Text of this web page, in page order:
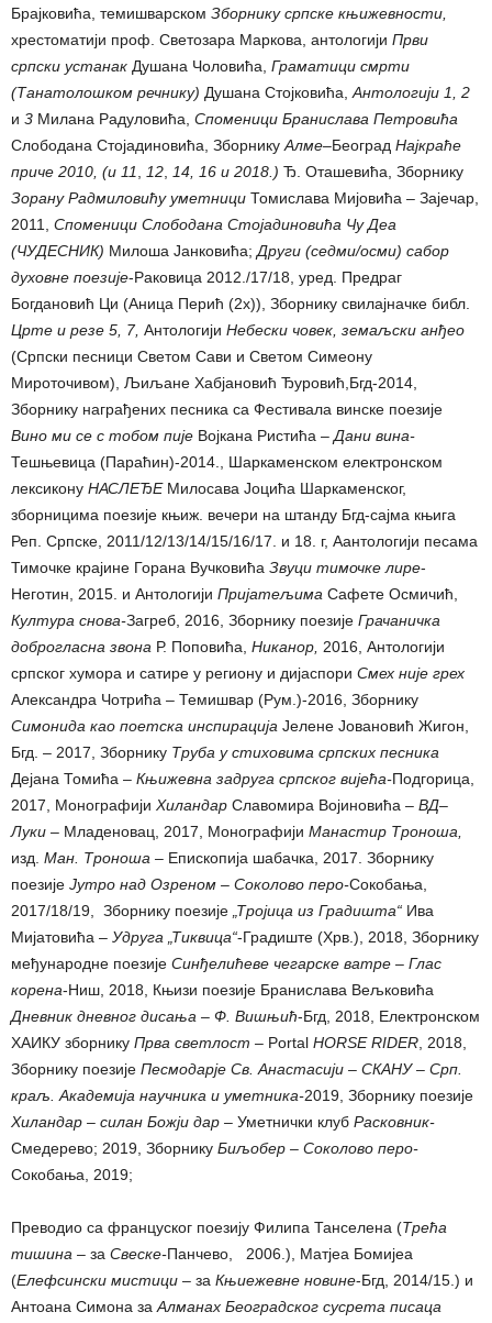
Брајковића, темишварском Зборнику српске књижевности,
хрестоматији проф. Светозара Маркова, антoлогији Први
српски устанак Душана Чоловића, Граматици смрти
(Танатолошком речнику) Душана Стојковића,Антологији 1, 2
и 3 Милана Радуловића, Споменици Бранислава Петровића
Слободана Стојадиновића, ЗборникуАлме–Београд Најкраће
приче 2010, (и 11, 12, 14, 16 и 2018.) Ђ. Оташевића, Зборнику
Зорану Радмиловићу уметници Томислава Мијовића – Зајечар,
2011, Споменици Слободана Стојадиновића Чу Деа
(ЧУДЕСНИК) Милоша Јанковића;Други (седми/осми) сабор
духовне поезије-Раковица 2012./17/18, уред. Предраг
Богдановић Ци (Аница Перић (2х)), Зборнику свилајначке библ.
Црте и резе 5, 7, Aнтологији Небески човек, земаљски анђео
(Српски песници Светом Сави и Светом Симеону
Мироточивом), Љиљане Хабјановић Ђуровић,Бгд-2014,
Зборнику награђених песника са Фестивала винске поезије
Вино ми се с тобом пије Војкана Ристића –Дани вина-
Тешњевица (Параћин)-2014., Шаркаменском електронском
лексикону НАСЛЕЂЕ Милосава Јоцића Шаркаменског,
зборницима поезије књиж. вечери на штанду Бгд-сајма књига
Реп. Српске, 2011/12/13/14/15/16/17. и 18. г, Аантологији песама
Тимочке крајине Горана Вучковића Звуци тимочке лире-
Неготин, 2015. и Антологији Пријатељима Сафете Осмичић,
Култура снова-Загреб, 2016, Зборнику поезије Грачаничка
доброгласна звона Р. Поповића, Никанор, 2016, Антологији
српског хумора и сатире у региону и дијаспори Смех није грех
Александра Чотрића – Темишвар (Рум.)-2016, Зборнику
Симoнида као поетска инспирација Јелене Јовановић Жигон,
Бгд. – 2017, Зборнику Труба у стиховима српских песника
Дејана Томића – Књижевна задруга српског вијећа-Подгорица,
2017, Монографији Хиландар Славомира Вojиновића – ВД–
Луки – Младеновац, 2017, Монографији Манастир Троноша,
изд. Ман. Троноша – Епископија шабачка, 2017. Зборнику
поезије Јутро над Озреном – Соколово перо-Сокобања,
2017/18/19, Зборнику поезије „Тројица из Градишта“ Ива
Мијатовића – Удруга „Тиквица“-Градиште (Хрв.), 2018, Зборнику
међународне поезије Синђелићеве чегарске ватре – Глас
корена-Ниш, 2018, Књизи поезије Бранислава Вељковића
Дневник дневног дисања – Ф. Вишњић-Бгд, 2018, Eлектронском
ХАИКУ зборнику Прва светлост – Portal HORSE RIDER, 2018,
Зборнику поезије Песмодарје Св. Анастасији – СКАНУ – Срп.
краљ. Академија научника и уметника-2019, Зборнику поезије
Хиландар – силан Божји дар – Уметнички клуб Расковник-
Смедерево; 2019, Зборнику Биљобер – Соколово перо-
Сокобања, 2019;
Преводио са француског поезију Филипа Танселена (Трећа
тишина – за Свеске-Панчево, 2006.), Матјеа Бомијеа
(Елефсински мистици – за Књиежевне новине-Бгд, 2014/15.) и
Антоана Симона заАлманах Београдског сусрета писаца